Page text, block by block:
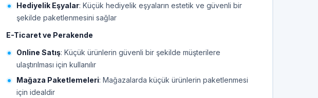
Hediyelik Eşyalar: Küçük hediyelik eşyaların estetik ve güvenli bir
şekilde paketlenmesini sağlar
E-Ticaret ve Perakende
Online Satış: Küçük ürünlerin güvenli bir şekilde müşterilere
ulaştırılması için kullanılır
Mağaza Paketlemeleri: Mağazalarda küçük ürünlerin paketlenmesi
için idealdir